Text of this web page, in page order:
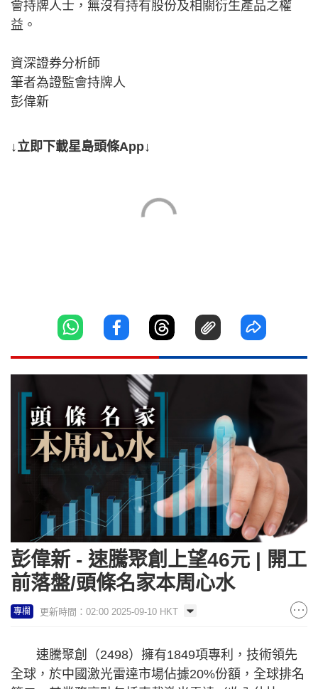
會持牌人士，無沒有持有股份及相關衍生產品之權
益。
資深證券分析師
筆者為證監會持牌人
彭偉新
↓立即下載星島頭條App↓
彭偉新 - 速騰聚創上望46元 | 開工
前落盤/頭條名家本周心水
專欄 更新時間：02:00 2025-09-10 HKT
速騰聚創（2498）擁有1849項專利，技術領先
全球，於中國激光雷達市場佔據20%份額，全球排名